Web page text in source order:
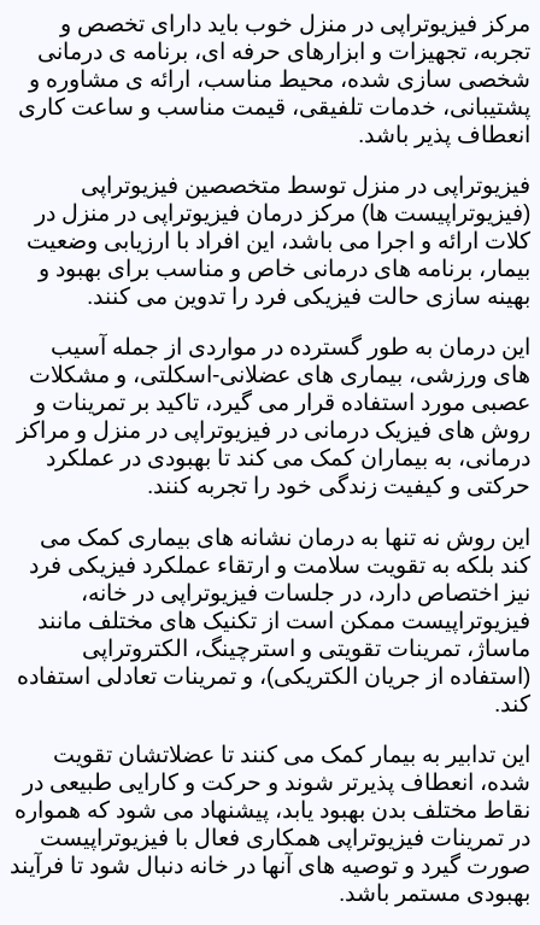
مرکز فیزیوتراپی در منزل خوب باید دارای تخصص و
تجربه، تجهیزات و ابزارهای حرفه ای، برنامه ی درمانی
شخصی سازی شده، محیط مناسب، ارائه ی مشاوره و
پشتیبانی، خدمات تلفیقی، قیمت مناسب و ساعت کاری
انعطاف پذیر باشد.
فیزیوتراپی در منزل توسط متخصصین فیزیوتراپی
(فیزیوتراپیست ها) مرکز درمان فیزیوتراپی در منزل در
کلات ارائه و اجرا می باشد، این افراد با ارزیابی وضعیت
بیمار، برنامه های درمانی خاص و مناسب برای بهبود و
بهینه سازی حالت فیزیکی فرد را تدوین می کنند.
این درمان به طور گسترده در مواردی از جمله آسیب
های ورزشی، بیماری های عضلانی-اسکلتی، و مشکلات
عصبی مورد استفاده قرار می گیرد، تاکید بر تمرینات و
روش های فیزیک درمانی در فیزیوتراپی در منزل و مراکز
درمانی، به بیماران کمک می کند تا بهبودی در عملکرد
حرکتی و کیفیت زندگی خود را تجربه کنند.
این روش نه تنها به درمان نشانه های بیماری کمک می
کند بلکه به تقویت سلامت و ارتقاء عملکرد فیزیکی فرد
نیز اختصاص دارد، در جلسات فیزیوتراپی در خانه،
فیزیوتراپیست ممکن است از تکنیک های مختلف مانند
ماساژ، تمرینات تقویتی و استرچینگ، الکتروتراپی
(استفاده از جریان الکتریکی)، و تمرینات تعادلی استفاده
کند.
این تدابیر به بیمار کمک می کنند تا عضلاتشان تقویت
شده، انعطاف پذیرتر شوند و حرکت و کارایی طبیعی در
نقاط مختلف بدن بهبود یابد، پیشنهاد می شود که همواره
در تمرینات فیزیوتراپی همکاری فعال با فیزیوتراپیست
صورت گیرد و توصیه های آنها در خانه دنبال شود تا فرآیند
بهبودی مستمر باشد.